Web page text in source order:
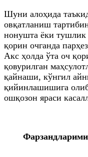
Шуни алоҳида
овқатланиш
нонушта ёки тушлик
қорин очганда
Акс ҳолда ўта оч
қовурилган
қайнаши, кўнгил
қийинлашишига
ошқозон яраси